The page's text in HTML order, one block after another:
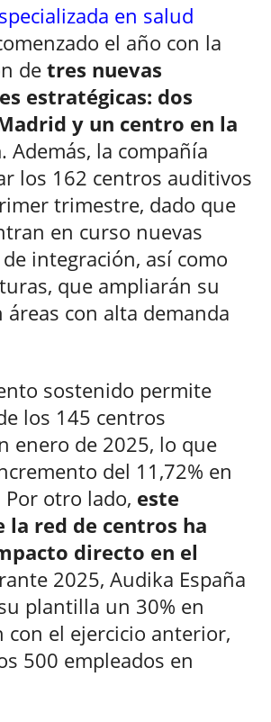
en salud
el año con la
de tres nuevas
estratégicas: dos
y un centro en la
. Además, la compañía
los 162 centros auditivos
trimestre, dado que
en curso nuevas
integración, así como
que ampliarán su
áreas con alta demanda
sostenido permite
los 145 centros
enero de 2025, lo que
del 11,72% en
otro lado, este
la red de centros ha
directo en el
2025, Audika España
plantilla un 30% en
con el ejercicio anterior,
500 empleados en